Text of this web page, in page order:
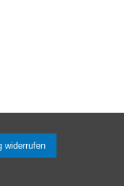
widerrufen